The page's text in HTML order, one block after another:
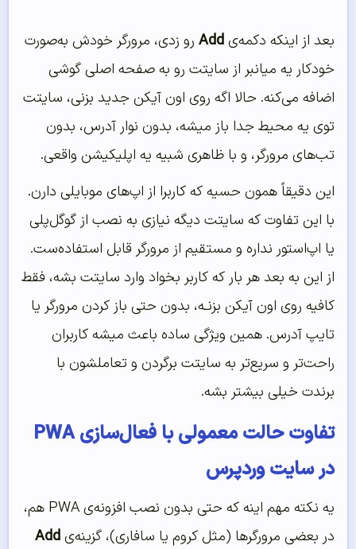
بعد از اینکه دکمه‌یAdd رو زدی، مرورگر خودش به‌صورت
خودکار یه میانبر از سایتت رو به صفحه اصلی گوشی
اضافه می‌کنه. حالا اگه روی اون آیکن جدید بزنی، سایتت
توی یه محیط جدا باز میشه، بدون نوار آدرس، بدون
تب‌های مرورگر، و با ظاهری شبیه یه اپلیکیشن واقعی.
این دقیقاً همون حسیه که کاربرا از اپ‌های موبایلی دارن.
با این تفاوت که سایتت دیگه نیازی به نصب از گوگل‌پلی
یا اپ‌استور نداره و مستقیم از مرورگر قابل استفاده‌ست.
از این به بعد هر بار که کاربر بخواد وارد سایتت بشه، فقط
کافیه روی اون آیکن بزنـه، بدون حتی باز کردن مرورگر یا
تایپ آدرس. همین ویژگی ساده باعث میشه کاربران
راحت‌تر و سریع‌تر به سایتت برگردن و تعاملشون با
برندت خیلی بیشتر بشه.
تفاوت حالت معمولی با فعال‌سازی PWA
در سایت وردپرس
یه نکته مهم اینه که حتی بدون نصب افزونه‌ی PWA هم،
در بعضی مرورگرها (مثل کروم یا سافاری)، گزینه‌یAdd